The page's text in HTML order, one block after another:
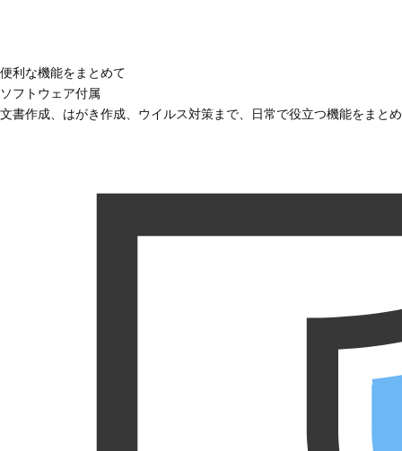
便利な機能をまとめて
ソフトウェア付属
文書作成、はがき作成、ウイルス対策まで、日常で役立つ機能をまと